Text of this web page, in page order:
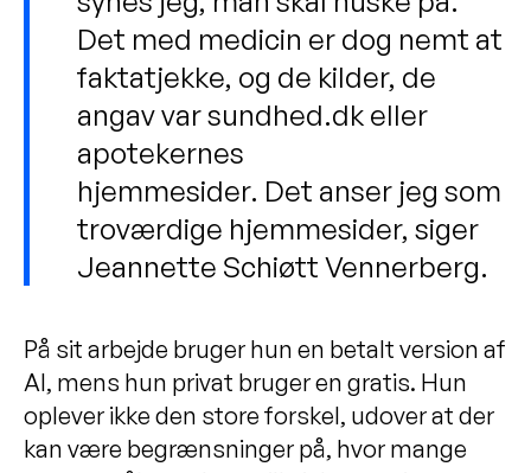
Det med medicin er dog nemt at
faktatjekke, og de kilder, de
angav var sundhed.dk eller
apotekernes
hjemmesider. Det anser jeg som
troværdige hjemmesider, siger
Jeannette Schiøtt Vennerberg.
På sit arbejde bruger hun en betalt version af
AI, mens hun privat bruger en gratis. Hun
oplever ikke den store forskel, udover at der
kan være begrænsninger på, hvor mange